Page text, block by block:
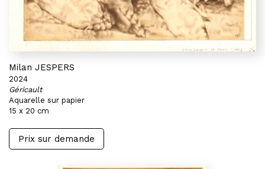
Milan JESPERS
2024
Géricault
Aquarelle sur papier
15 x 20 cm
Prix sur demande